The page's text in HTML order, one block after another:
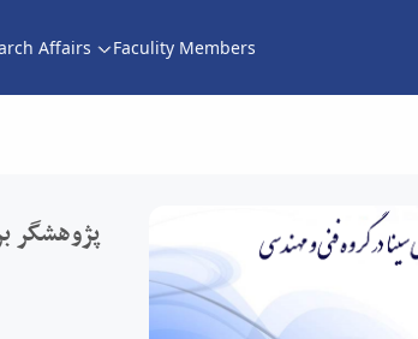
Affairs Faculity Members
پژوهشگر برتر دانشگاه در گروه
پژوهشگر